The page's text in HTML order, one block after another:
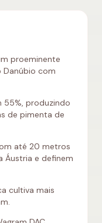
proeminente
com
55%, produzindo
de pimenta de
até 20 metros
Áustria e definem
cultiva mais